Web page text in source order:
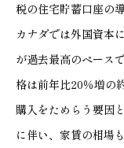
税の住宅貯蓄口座の
カナダでは外国資本
が過去最高のペース
格は前年比20％増の
購入をためらう要因
に伴い、家賃の相場